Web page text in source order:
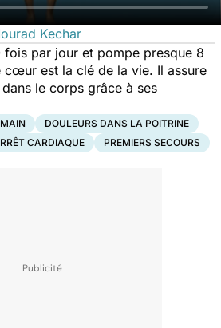
Kechar
fois par jour et pompe presque 8
cœur est la clé de la vie. Il assure
le corps grâce à ses
DOULEURS DANS LA POITRINE
CARDIAQUE PREMIERS SECOURS